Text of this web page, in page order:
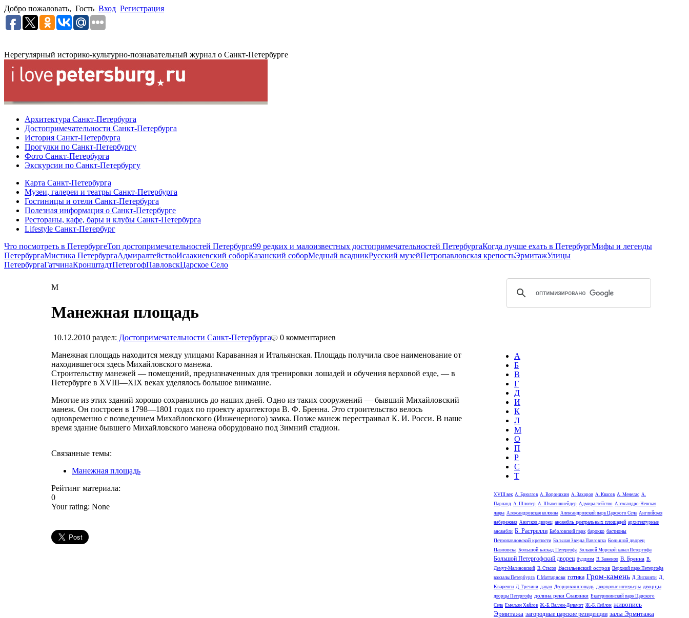
Добро пожаловать, Гость Вход Регистрация
Нерегулярный историко-культурно-познавательный журнал о Санкт-Петербурге
Архитектура Санкт-Петербурга
Достопримечательности Санкт-Петербурга
История Санкт-Петербурга
Прогулки по Санкт-Петербургу
Фото Санкт-Петербурга
Экскурсии по Санкт-Петербургу
Карта Санкт-Петербурга
Музеи, галереи и театры Санкт-Петербурга
Гостиницы и отели Санкт-Петербурга
Полезная информация о Санкт-Петербурге
Рестораны, кафе, бары и клубы Санкт-Петербурга
Lifestyle Санкт-Петербург
Что посмотреть в ПетербургеТоп достопримечательностей Петербурга99 редких и малоизвестных достопримечательностей ПетербургаКогда лучше ехать в ПетербургМифы и легенды
ПетербургаМистика ПетербургаАдмиралтействоИсаакиевский соборКазанский соборМедный всадникРусский музейПетропавловская крепостьЭрмитажУлицы
ПетербургаГатчинаКронштадтПетергофПавловскЦарское Село
М
Манежная площадь
10.12.2010 раздел: Достопримечательности Санкт-Петербурга 0 комментариев
Манежная площадь находится между улицами Караванная и Итальянская. Площадь получила свое наименование от
находившегося здесь Михайловского манежа.
Строительству манежей — помещений, предназначенных для тренировки лошадей и обучения верховой езде, — в
Петербурге в XVIII—XIX веках уделялось большое внимание.
Многие из этих зданий хорошо сохранились до наших дней. Одно из таких сооружений — бывший Михайловский
манеж. Он построен в 1798—1801 годах по проекту архитектора В. Ф. Бренна. Это строительство велось
одновременно с возведением Михайловского (Инженерного) замка. Позже манеж перестраивал К. И. Росси. В наше
время здание бывшего Михайловского манежа оборудовано под 3имний стадион.
Связанные темы:
Манежная площадь
Рейтинг материала:
0
Your rating: None
А
Б
В
Г
Д
И
К
Л
М
О
П
Р
С
Т
XVIII век А. Брюллов А. Воронихин А. Захаров А. Квасов А. Менелас А.
Парланд А. Шлютер А. Штакеншнейдер Адмиралтейство Александро-Невская
лавра Александровская колонна Александровский парк Царского Села Английская
набережная Аничков дворец ансамбль центральных площадей архитектурные
ансамбли Б. Растрелли Баболовский парк барокко бастионы
Петропавловской крепости Большая Звезда Павловска Большой дворец
Павловска Большой каскад Петергофа Большой Морской канал Петергофа
Большой Петергофский дворец буддизм В. Баженов В. Бренна В.
Демут-Малиновский В. Стасов Васильевский остров Верхний парк Петергофа
вокзалы Петербурга Г. Маттарнови готика Гром-камень Д. Висконти Д.
Кваренги Д. Трезини дацан Дворцовая площадь дворцовые интерьеры дворцы
дворцы Петергофа долина реки Славянки Екатерининский парк Царского
Села Емельян Хайлов Ж.-Б. Валлен-Деламот Ж.-Б. Леблон живопись
Эрмитажа загородные царские резиденции залы Эрмитажа